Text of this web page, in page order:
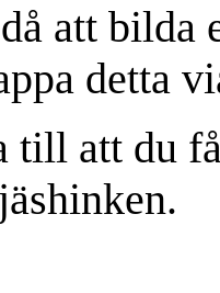
att bilda
detta
till att du